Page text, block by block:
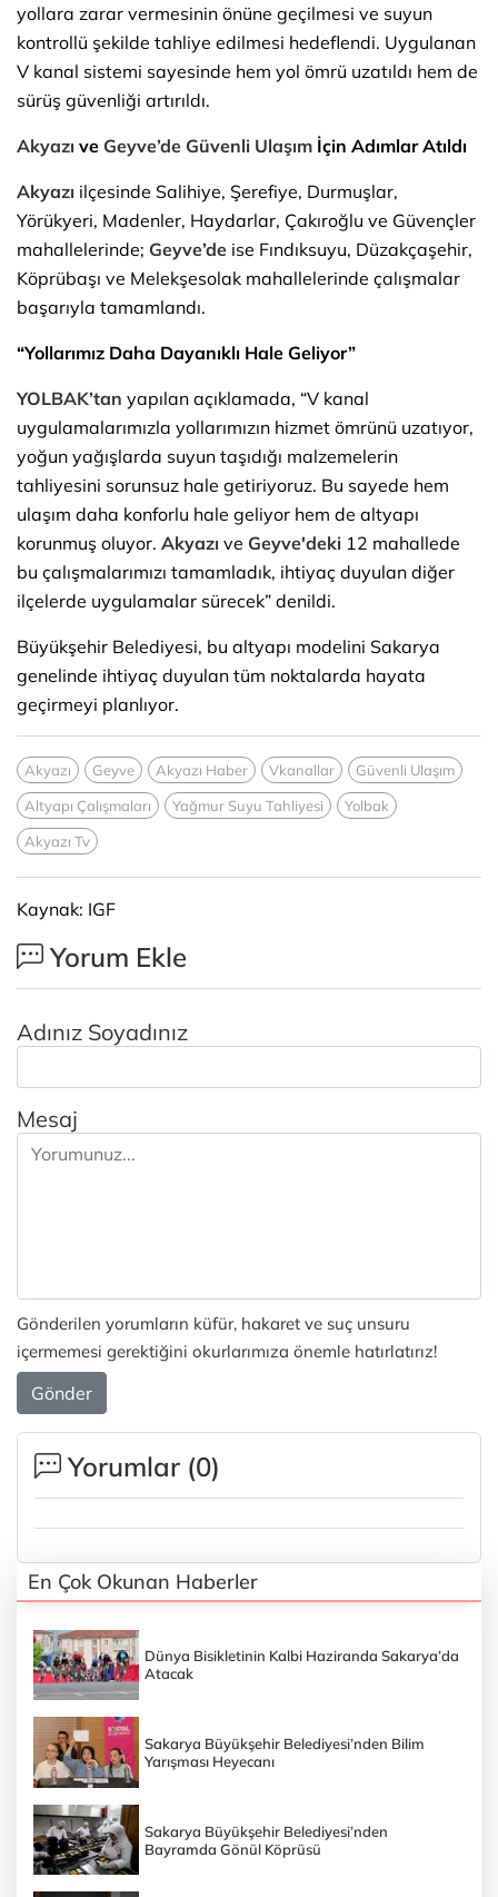
yollara zarar vermesinin önüne geçilmesi ve suyun
kontrollü şekilde tahliye edilmesi hedeflendi. Uygulanan
V kanal sistemi sayesinde hem yol ömrü uzatıldı hem de
sürüş güvenliği artırıldı.
Akyazı ve Geyve’de Güvenli Ulaşım İçin Adımlar Atıldı
Akyazı ilçesinde Salihiye, Şerefiye, Durmuşlar,
Yörükyeri, Madenler, Haydarlar, Çakıroğlu ve Güvençler
mahallelerinde; Geyve’de ise Fındıksuyu, Düzakçaşehir,
Köprübaşı ve Melekşesolak mahallelerinde çalışmalar
başarıyla tamamlandı.
“Yollarımız Daha Dayanıklı Hale Geliyor”
YOLBAK’tan yapılan açıklamada, “V kanal
uygulamalarımızla yollarımızın hizmet ömrünü uzatıyor,
yoğun yağışlarda suyun taşıdığı malzemelerin
tahliyesini sorunsuz hale getiriyoruz. Bu sayede hem
ulaşım daha konforlu hale geliyor hem de altyapı
korunmuş oluyor. Akyazı ve Geyve'deki 12 mahallede
bu çalışmalarımızı tamamladık, ihtiyaç duyulan diğer
ilçelerde uygulamalar sürecek” denildi.
Büyükşehir Belediyesi, bu altyapı modelini Sakarya
genelinde ihtiyaç duyulan tüm noktalarda hayata
geçirmeyi planlıyor.
Akyazı Geyve Akyazı Haber Vkanallar
Güvenli Ulaşım
Altyapı Çalışmaları
Yağmur Suyu Tahliyesi
Yolbak
Akyazı Tv
Kaynak: IGF
Yorum Ekle
Adınız Soyadınız
Mesaj
Gönderilen yorumların küfür, hakaret ve suç unsuru
içermemesi gerektiğini okurlarımıza önemle hatırlatırız!
Gönder
Yorumlar (0)
En Çok Okunan Haberler
Dünya Bisikletinin Kalbi Haziranda Sakarya’da
Atacak
Sakarya Büyükşehir Belediyesi’nden Bilim
Yarışması Heyecanı
Sakarya Büyükşehir Belediyesi’nden
Bayramda Gönül Köprüsü